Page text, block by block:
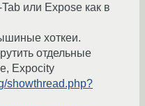
или Expose как в
хоткеи.
отдельные
Expocity
showthread.php?